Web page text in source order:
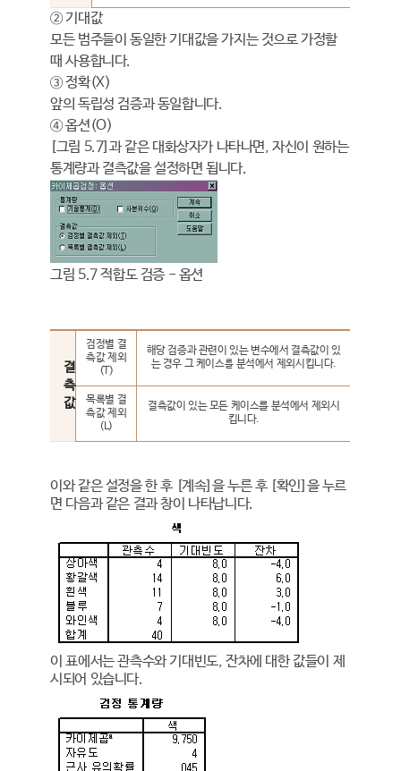
② 기대값
모든 범주들이 동일한 기대값을 가지는 것으로 가정할
때 사용합니다.
③ 정확(X)
앞의 독립성 검증과 동일합니다.
④ 옵션(O)
[그림 5.7]과 같은 대화상자가 나타나면, 자신이 원하는
통계량과 결측값을 설정하면 됩니다.
그림 5.7 적합도 검증 - 옵션
결
측
값
검정별 결
측값 제외
(T)
해당 검증과 관련이 있는 변수에서 결측값이 있
는 경우 그 케이스를 분석에서 제외시킵니다.
목록별 결
측값 제외
(L)
결측값이 있는 모든 케이스를 분석에서 제외시
킵니다.
이와 같은 설정을 한 후 [계속]을 누른 후 [확인]을 누르
면 다음과 같은 결과 창이 나타납니다.
이 표에서는 관측수와 기대빈도, 잔차에 대한 값들이 제
시되어 있습니다.